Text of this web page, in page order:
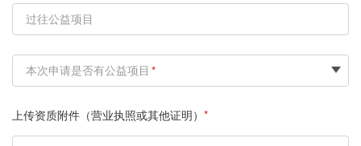
过往公益项目
本次申请是否有公益项目
上传资质附件（营业执照或其他证明）